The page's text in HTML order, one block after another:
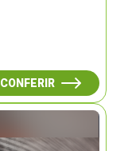
CONFERIR